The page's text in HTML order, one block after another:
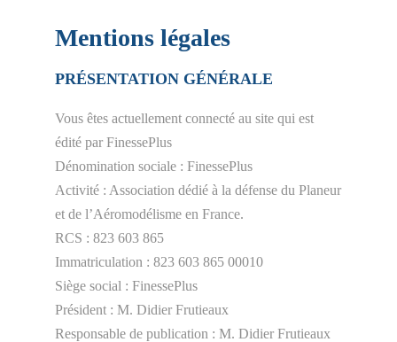
Mentions légales
PRÉSENTATION GÉNÉRALE
Vous êtes actuellement connecté au site qui est
édité par FinessePlus
Dénomination sociale : FinessePlus
Activité : Association dédié à la défense du Planeur
et de l’Aéromodélisme en France.
RCS : 823 603 865
Immatriculation : 823 603 865 00010
Siège social : FinessePlus
Président : M. Didier Frutieaux
Responsable de publication : M. Didier Frutieaux